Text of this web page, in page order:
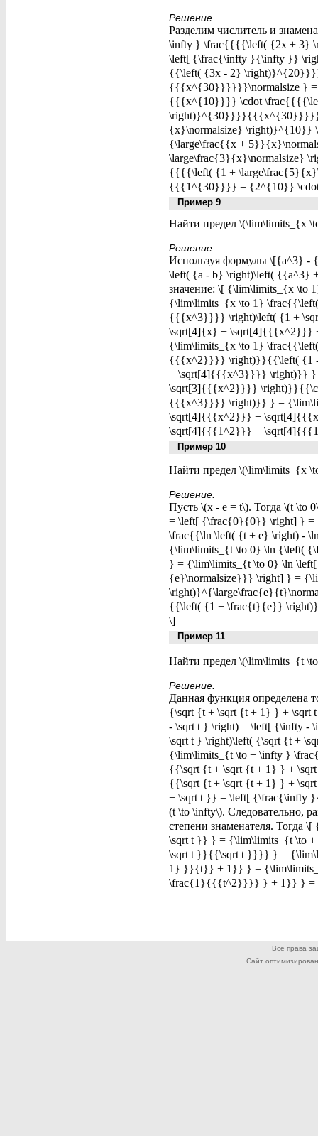
Решение.
Разделим числитель и
\infty } \frac{{{{\left( {2x +
\left[ {\frac{\infty }{\infty }}
{{\left( {3x - 2}
{{{x^{30}}}}}}\normalsize } =
{{{x^{10}}}} \cdot
{x}\normalsize}
{\large\frac{{x +
\large\frac{3}{x}\normalsize}
{{{{\left( {1 +
{{{1^{30}}}} = {2^{10}}
Пример 9
Найти предел \(\lim\limits_{x
Решение.
Используя формулы \[{a^3}
\left( {a - b} \right)\left( {{a^3}
значение: \[ {\lim\limits_{x
{\lim\limits_{x \to 1}
{{{x^3}}}} \right)\left( {1 +
\sqrt[4]{x} + \sqrt[4]{{{x^2}}}
{\lim\limits_{x \to 1}
{{{x^2}}}} \right)}}{{\left( {1 -
+ \sqrt[4]{{{x^3}}}} \right)}} }
\sqrt[3]{{{x^2}}}}
{{{x^3}}}} \right)}} } =
\sqrt[4]{{{x^2}}} +
\sqrt[4]{{{1^2}}} +
Пример 10
Найти предел \(\lim\limits_{x
Решение.
Пусть \(x - e = t\). Тогда \(t
= \left[ {\frac{0}{0}} \right] } =
\frac{{\ln \left( {t + e} \right) -
{\lim\limits_{t \to 0} \ln {\left(
} = {\lim\limits_{t \to 0} \ln
{e}\normalsize}}} \right] } =
{{\left( {1 + \frac{t}{e}}
\]
Пример 11
Найти предел \(\lim\limits_{t
Решение.
Данная функция определена
{\sqrt {t + \sqrt {t + 1} } + \sqrt
- \sqrt t } \right) = \left[ {\infty
\sqrt t } \right)\left( {\sqrt {t +
{\lim\limits_{t \to + \infty }
{{\sqrt {t + \sqrt {t + 1} } +
{{\sqrt {t + \sqrt {t + 1} } +
+ \sqrt t }} = \left[ {\frac{\infty
(t \to \infty\). Следовательно,
степени знаменателя.
\sqrt t }} } = {\lim\limits_{t \to
\sqrt t }}{{\sqrt t }}}} } =
1} }}{t}} + 1}} } =
\frac{1}{{{t^2}}}} } + 1}} } =
Все права
Сайт